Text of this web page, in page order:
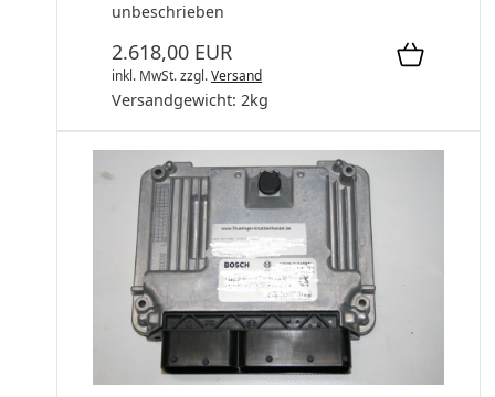
unbeschrieben
2.618,00 EUR
inkl. MwSt.zzgl.Versand
Versandgewicht: 2kg